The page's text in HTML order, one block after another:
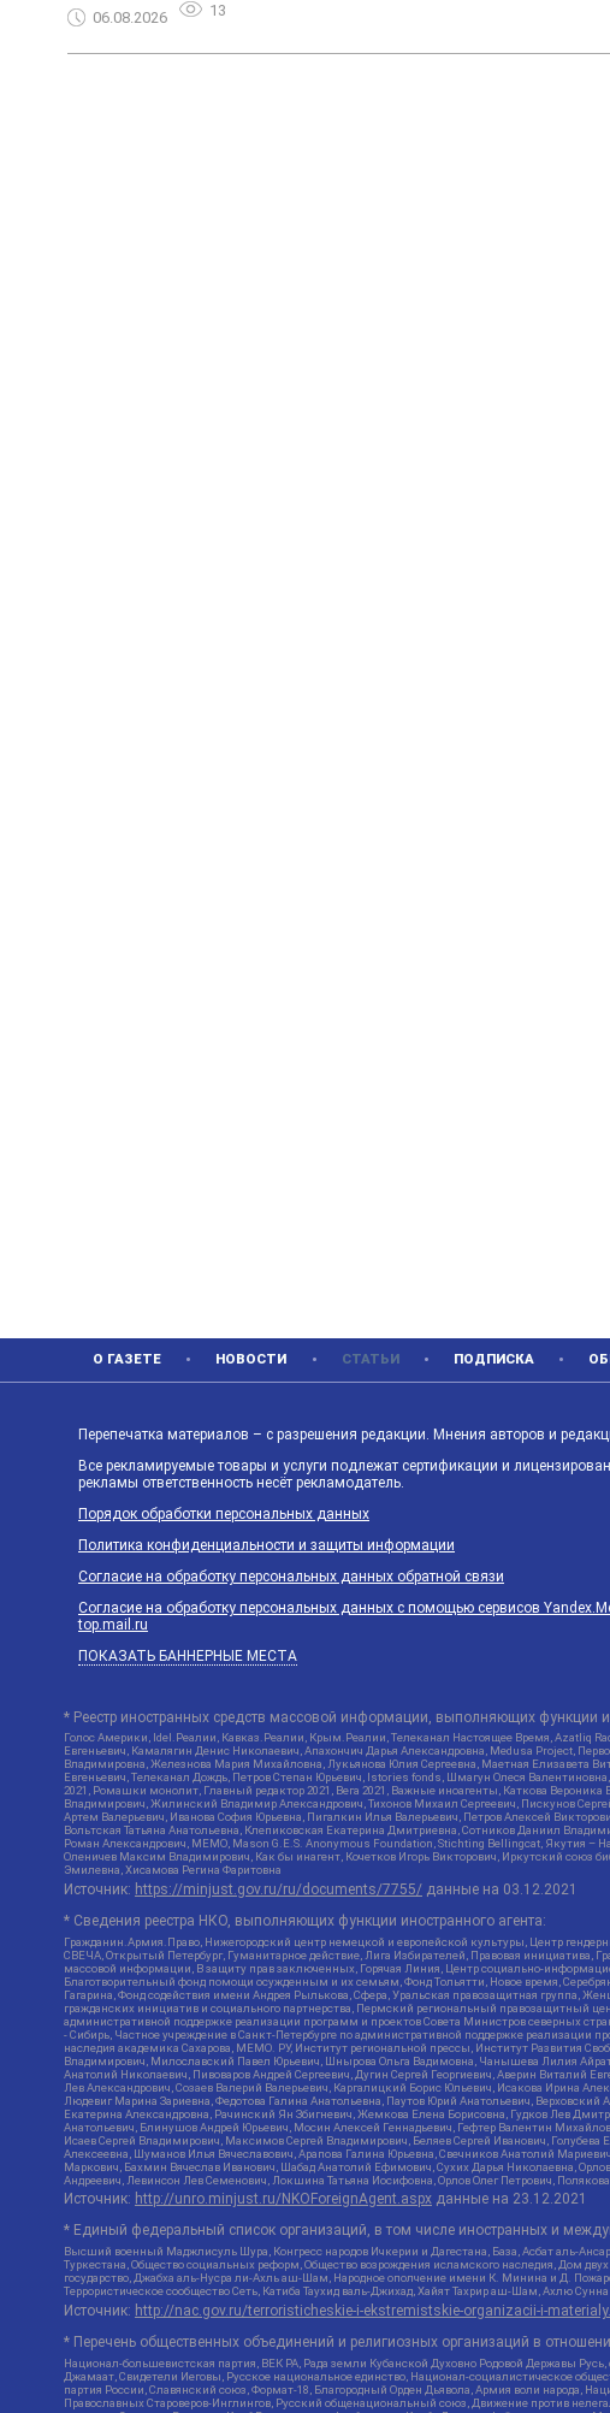
06.08.2026 13
О ГАЗЕТЕ НОВОСТИ СТАТЬИ ПОДПИСКА
Перепечатка материалов – с разрешения редакции. Мнения авторов и
Все рекламируемые товары и услуги подлежат сертификации и
рекламы ответственность несёт рекламодатель.
Порядок обработки персональных данных
Политика конфиденциальности и защиты информации
Согласие на обработку персональных данных обратной связи
Согласие на обработку персональных данных с помощью сервисов
top.mail.ru
ПОКАЗАТЬ БАННЕРНЫЕ МЕСТА
* Реестр иностранных средств массовой информации, выполняющих функции
Голос Америки, Idel.Реалии, Кавказ.Реалии, Крым.Реалии, Телеканал Настоящее Время, Azatliq
Евгеньевич, Камалягин Денис Николаевич, Апахончич Дарья Александровна, Medusa Project,
Владимировна, Железнова Мария Михайловна, Лукьянова Юлия Сергеевна, Маетная Елизавета
Евгеньевич, Телеканал Дождь, Петров Степан Юрьевич, Istories fonds, Шмагун Олеся
2021, Ромашки монолит, Главный редактор 2021, Вега 2021, Важные иноагенты, Каткова
Владимирович, Жилинский Владимир Александрович, Тихонов Михаил Сергеевич, Пискунов
Артем Валерьевич, Иванова София Юрьевна, Пигалкин Илья Валерьевич, Петров Алексей
Вольтская Татьяна Анатольевна, Клепиковская Екатерина Дмитриевна, Сотников Даниил
Роман Александрович, МЕМО, Mason G.E.S. Anonymous Foundation, Stichting Bellingcat, Якутия –
Оленичев Максим Владимирович, Как бы инагент, Кочетков Игорь Викторович, Иркутский союз
Эмилевна, Хисамова Регина Фаритовна
Источник: https://minjust.gov.ru/ru/documents/7755/ данные на 03.12.2021
* Сведения реестра НКО, выполняющих функции иностранного агента:
Гражданин.Армия.Право, Нижегородский центр немецкой и европейской культуры, Центр
СВЕЧА, Открытый Петербург, Гуманитарное действие, Лига Избирателей, Правовая инициатива,
массовой информации, В защиту прав заключенных, Горячая Линия, Центр социально-
Благотворительный фонд помощи осужденным и их семьям, Фонд Тольятти, Новое время,
Гагарина, Фонд содействия имени Андрея Рылькова, Сфера, Уральская правозащитная группа,
гражданских инициатив и социального партнерства, Пермский региональный правозащитный
административной поддержке реализации программ и проектов Совета Министров северных
- Сибирь, Частное учреждение в Санкт-Петербурге по административной поддержке
наследия академика Сахарова, МЕМО. РУ, Институт региональной прессы, Институт Развития
Владимирович, Милославский Павел Юрьевич, Шнырова Ольга Вадимовна, Чанышева Лилия
Анатолий Николаевич, Пивоваров Андрей Сергеевич, Дугин Сергей Георгиевич, Аверин Виталий
Лев Александрович, Созаев Валерий Валерьевич, Каргалицкий Борис Юльевич, Исакова Ирина
Людевиг Марина Зариевна, Федотова Галина Анатольевна, Паутов Юрий Анатольевич,
Екатерина Александровна, Рачинский Ян Збигневич, Жемкова Елена Борисовна, Гудков Лев
Анатольевич, Блинушов Андрей Юрьевич, Мосин Алексей Геннадьевич, Гефтер Валентин
Исаев Сергей Владимирович, Максимов Сергей Владимирович, Беляев Сергей Иванович,
Алексеевна, Шуманов Илья Вячеславович, Арапова Галина Юрьевна, Свечников Анатолий
Маркович, Бахмин Вячеслав Иванович, Шабад Анатолий Ефимович, Сухих Дарья Николаевна,
Андреевич, Левинсон Лев Семенович, Локшина Татьяна Иосифовна, Орлов Олег Петрович,
Источник: http://unro.minjust.ru/NKOForeignAgent.aspx данные на 23.12.2021
* Единый федеральный список организаций, в том числе иностранных и
Высший военный Маджлисуль Шура, Конгресс народов Ичкерии и Дагестана, База, Асбат аль-
Туркестана, Общество социальных реформ, Общество возрождения исламского наследия, Дом
государство, Джабха аль-Нусра ли-Ахль аш-Шам, Народное ополчение имени К. Минина и Д.
Террористическое сообщество Сеть, Катиба Таухид валь-Джихад, Хайят Тахрир аш-Шам, Ахлю
Источник: http://nac.gov.ru/terroristicheskie-i-ekstremistskie-organizacii-i-
* Перечень общественных объединений и религиозных организаций в
Национал-большевистская партия, ВЕК РА, Рада земли Кубанской Духовно Родовой Державы
Джамаат, Свидетели Иеговы, Русское национальное единство, Национал-социалистическое
партия России, Славянский союз, Формат-18, Благородный Орден Дьявола, Армия воли народа,
Православных Староверов-Инглингов, Русский общенациональный союз, Движение против